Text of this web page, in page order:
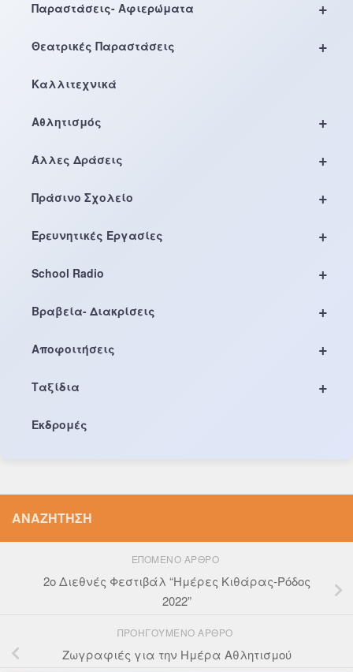
+
Παραστάσεις- Αφιερώματα
+
Θεατρικές Παραστάσεις
Καλλιτεχνικά
+
Αθλητισμός
+
Άλλες Δράσεις
+
Πράσινο Σχολείο
+
Ερευνητικές Εργασίες
+
School Radio
+
Βραβεία- Διακρίσεις
+
Αποφοιτήσεις
+
Ταξίδια
Εκδρομές
ΑΝΑΖΉΤΗΣΗ
ΕΠΌΜΕΝΟ ΆΡΘΡΟ
2ο Διεθνές Φεστιβάλ “Ημέρες Κιθάρας-Ρόδος
2022”
ΠΡΟΗΓΟΎΜΕΝΟ ΆΡΘΡΟ
Ζωγραφιές για την Ημέρα Αθλητισμού